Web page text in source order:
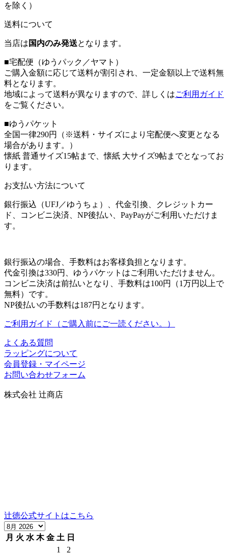
を除く）
送料について
当店は 国内のみ発送となります。
■宅配便（ゆうパック／ヤマト）
ご購入金額に応じて送料が割引され、一定金額以上で送料無
料となります。
地域によって送料が異なりますので、詳しくはご利用ガイド
をご覧ください。
■ゆうパケット
全国一律290円（※送料・サイズにより宅配便へ変更となる
場合があります。）
懐紙 普通サイズ15帖まで、懐紙 大サイズ9帖までとなってお
ります。
お支払い方法について
銀行振込（UFJ／ゆうちょ）、代金引換、クレジットカー
ド、コンビニ決済、NP後払い、PayPayがご利用いただけま
す。
銀行振込の場合、手数料はお客様負担となります。
代金引換は330円、ゆうパケットはご利用いただけません。
コンビニ決済は前払いとなり、手数料は100円（1万円以上で
無料）です。
NP後払いの手数料は187円となります。
ご利用ガイド（ご購入前にご一読ください。）
よくある質問
ラッピングについて
会員登録・マイページ
お問い合わせフォーム
株式会社 辻商店
辻徳公式サイトはこちら
月 火 水 木 金 土 日
1
2